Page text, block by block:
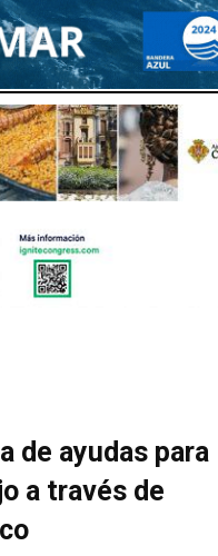
de ayudas para
a través de